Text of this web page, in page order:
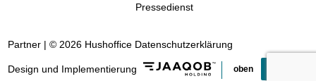
Pressedienst
Partner | © 2026 Hushoffice Datenschutzerklärung
Design und Implementierung oben